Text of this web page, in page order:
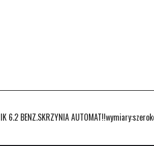
6.2 BENZ.SKRZYNIA